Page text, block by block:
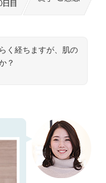
く経ちますが、肌の
？